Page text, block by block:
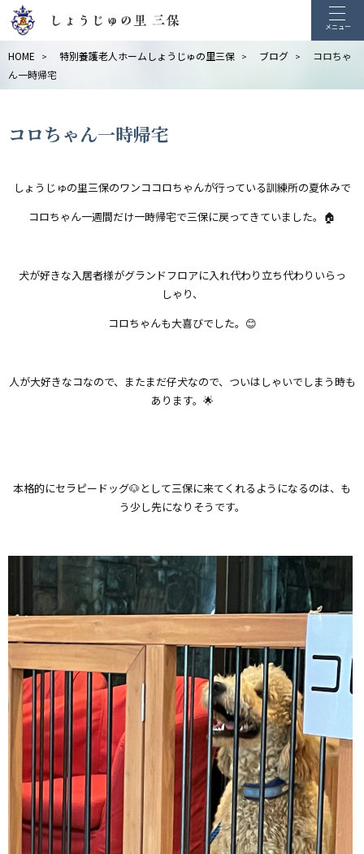
メニュー
HOME > 特別養護老人ホームしょうじゅの里三保 > ブログ >
コロちゃ
ん一時帰宅
コロちゃん一時帰宅
しょうじゅの里三保のワンココロちゃんが行っている訓練所の夏休みで
コロちゃん一週間だけ一時帰宅で三保に戻ってきていました。🏠
犬が好きな入居者様がグランドフロアに入れ代わり立ち代わりいらっ
しゃり、
コロちゃんも大喜びでした。😊
人が大好きなコなので、またまだ仔犬なので、ついはしゃいでしまう時も
あります。🌟
本格的にセラピードッグ🐶として三保に来てくれるようになるのは、も
う少し先になりそうです。